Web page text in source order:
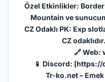
Özel Etkinlikler:
Mountain ve
CZ Odaklı PK: Exp
CZ
🔗 Web:
📱 Discord: [https://
Tr-ko.net –